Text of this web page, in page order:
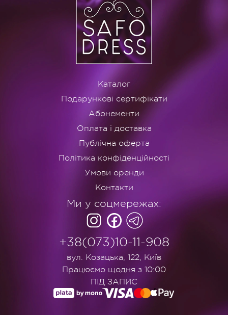
Каталог
Подарункові сертифікати
Абонементи
Оплата і доставка
Публічна оферта
Політика конфіденційності
Умови оренди
Контакти
Ми у соцмережах:
+38(073)10-11-908
вул. Козацька, 122, Київ
Працюємо щодня з 10:00
ПІД ЗАПИС